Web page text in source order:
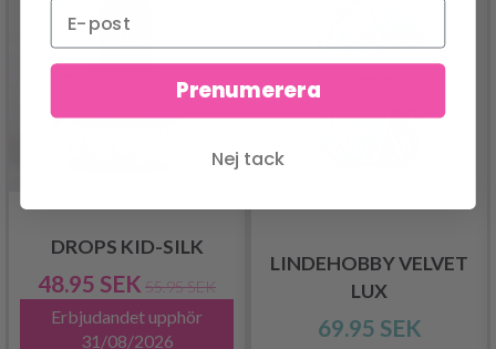
DROPS KID-SILK
48.95 SEK 55.95 SEK
Erbjudandet upphör
31/08/2026
LINDEHOBBY VELVET
LUX
69.95 SEK
Prenumerera
Nej tack